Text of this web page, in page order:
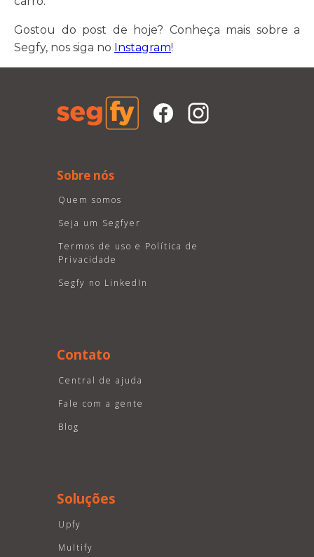
Gostou do post de hoje? Conheça mais sobre a
Segfy, nos siga no Instagram!
Sobre nós
Quem somos
Seja um Segfyer
Termos de uso e Política de
Privacidade
Segfy no LinkedIn
Contato
Central de ajuda
Fale com a gente
Blog
Soluções
Upfy
Multify